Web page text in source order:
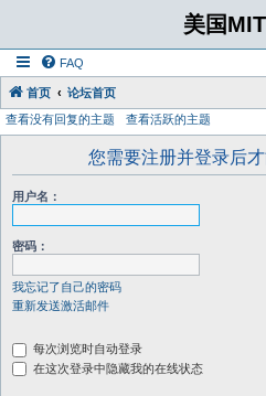
美国
FAQ
首页 论坛首页
查看没有回复的主题 查看活跃的主题
您需要注册并登录后才
用户名：
密码：
我忘记了自己的密码
重新发送激活邮件
每次浏览时自动登录
在这次登录中隐藏我的在线状态